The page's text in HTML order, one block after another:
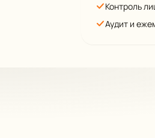
Контроль
Аудит и